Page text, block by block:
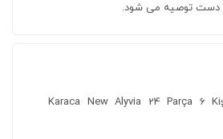
دست توصیه می شود.
Karaca New Alyvia 24 Parça 6